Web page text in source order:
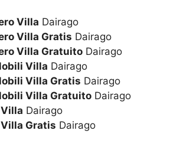
Villa Dairago
Villa Gratis Dairago
Villa Gratuito Dairago
Villa Dairago
Villa Gratis Dairago
Villa Gratuito Dairago
Dairago
Gratis Dairago